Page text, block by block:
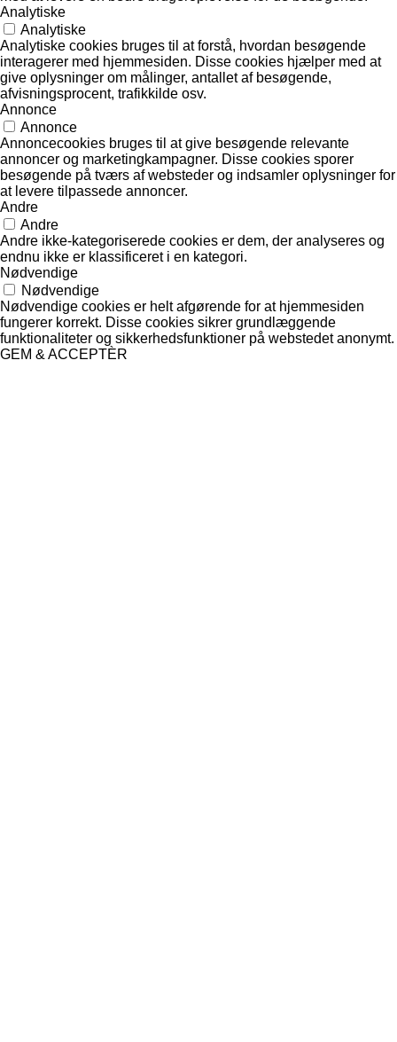
Analytiske
Analytiske
Analytiske cookies bruges til at forstå, hvordan besøgende
interagerer med hjemmesiden. Disse cookies hjælper med at
give oplysninger om målinger, antallet af besøgende,
afvisningsprocent, trafikkilde osv.
Annonce
Annonce
Annoncecookies bruges til at give besøgende relevante
annoncer og marketingkampagner. Disse cookies sporer
besøgende på tværs af websteder og indsamler oplysninger for
at levere tilpassede annoncer.
Andre
Andre
Andre ikke-kategoriserede cookies er dem, der analyseres og
endnu ikke er klassificeret i en kategori.
Nødvendige
Nødvendige
Nødvendige cookies er helt afgørende for at hjemmesiden
fungerer korrekt. Disse cookies sikrer grundlæggende
funktionaliteter og sikkerhedsfunktioner på webstedet anonymt.
GEM & ACCEPTÈR